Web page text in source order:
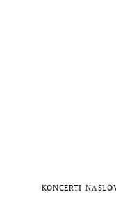
KONCERTI